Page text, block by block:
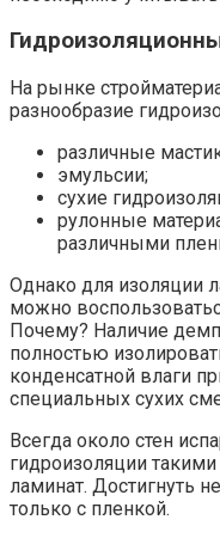
На рынке
разнообразие
различные
эмульсии;
сухие
рулонные
различными
Однако для изоляции
можно
Почему? Наличие
полностью
конденсатной влаги
специальных сухих
Всегда около стен
гидроизоляции
ламинат. Достигнуть
только с пленкой.